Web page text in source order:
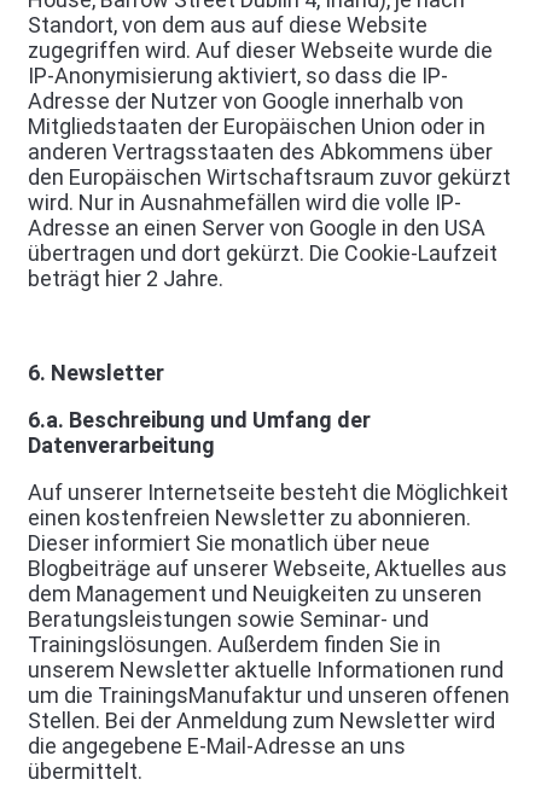
Standort, von dem aus auf diese Website
zugegriffen wird. Auf dieser Webseite wurde die
IP-Anonymisierung aktiviert, so dass die IP-
Adresse der Nutzer von Google innerhalb von
Mitgliedstaaten der Europäischen Union oder in
anderen Vertragsstaaten des Abkommens über
den Europäischen Wirtschaftsraum zuvor gekürzt
wird. Nur in Ausnahmefällen wird die volle IP-
Adresse an einen Server von Google in den USA
übertragen und dort gekürzt. Die Cookie-Laufzeit
beträgt hier 2 Jahre.
6. Newsletter
6.a. Beschreibung und Umfang der
Datenverarbeitung
Auf unserer Internetseite besteht die Möglichkeit
einen kostenfreien Newsletter zu abonnieren.
Dieser informiert Sie monatlich über neue
Blogbeiträge auf unserer Webseite, Aktuelles aus
dem Management und Neuigkeiten zu unseren
Beratungsleistungen sowie Seminar- und
Trainingslösungen. Außerdem finden Sie in
unserem Newsletter aktuelle Informationen rund
um die TrainingsManufaktur und unseren offenen
Stellen. Bei der Anmeldung zum Newsletter wird
die angegebene E-Mail-Adresse an uns
übermittelt.